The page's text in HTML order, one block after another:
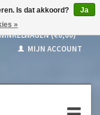
(€0,00)
MIJN ACCOUNT
Is dat akkoord?
Ja
»